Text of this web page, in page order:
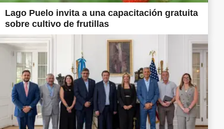
Lago Puelo invita a una capacitación gratuita
sobre cultivo de frutillas